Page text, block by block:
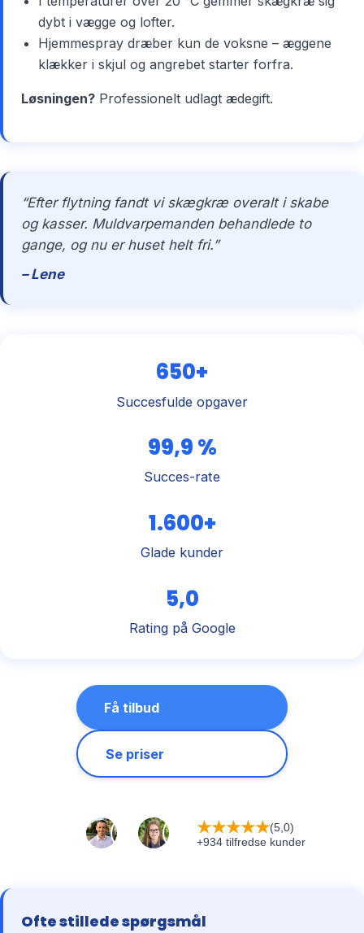
dybt i vægge og lofter.
Hjemmespray dræber kun de voksne – æggene
klækker i skjul og angrebet starter forfra.
Løsningen? Professionelt udlagt ædegift.
“Efter flytning fandt vi skægkræ overalt i skabe
og kasser. Muldvarpemanden behandlede to
gange, og nu er huset helt fri.”
– Lene
650+
Succesfulde opgaver
99,9 %
Succes-rate
1.600+
Glade kunder
5,0
Rating på Google
Få tilbud
Se priser
★★★★★(5,0)
+934 tilfredse kunder
Ofte stillede spørgsmål